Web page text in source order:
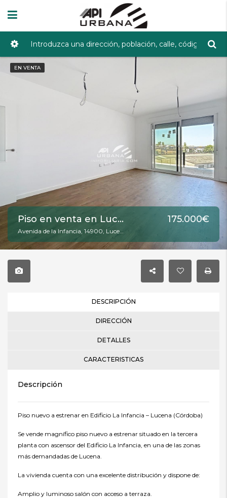
EN VENTA
Piso en venta en Lucena de 97 m2 REF:5499
Avenida de la Infancia, 14900, Lucena, Córdoba
175.000€
DESCRIPCIÓN
DIRECCIÓN
DETALLES
CARACTERISTICAS
Descripción
Piso nuevo a estrenar en Edificio La Infancia – Lucena (Córdoba)
Se vende magnífico piso nuevo a estrenar situado en la tercera
planta con ascensor del Edificio La Infancia, en una de las zonas
más demandadas de Lucena.
La vivienda cuenta con una excelente distribución y dispone de:
Amplio y luminoso salón con acceso a terraza.